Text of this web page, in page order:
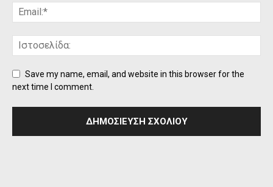
Save my name, email, and website in this browser for the
next time I comment.